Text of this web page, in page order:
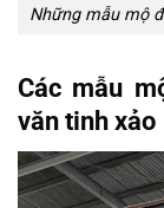
Những mẫu mộ
Các mẫu
văn tinh xảo